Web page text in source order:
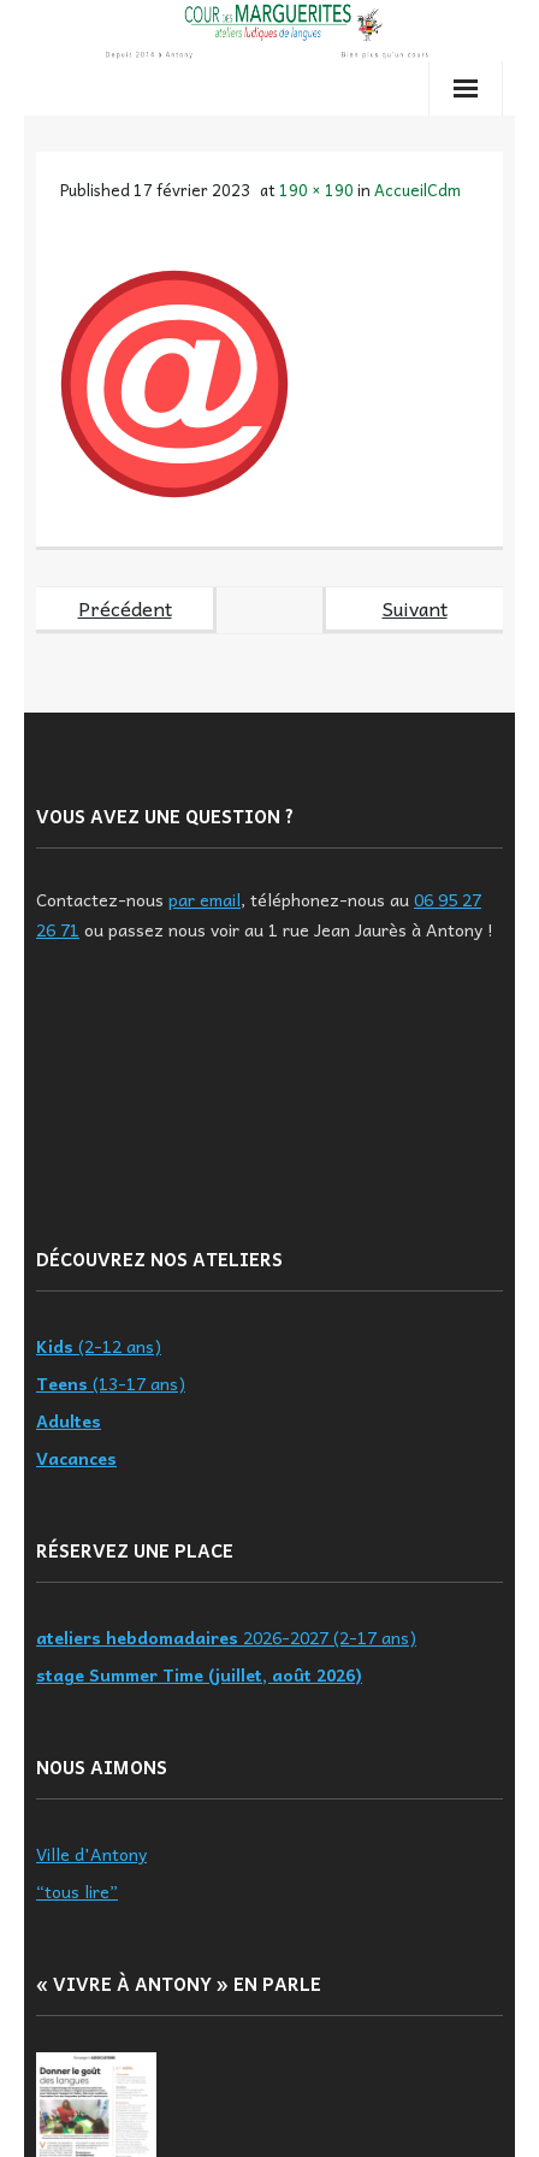
Published17 février 2023 at 190 × 190inAccueilCdm
Précédent Suivant
VOUS AVEZ UNE QUESTION ?
Contactez-nous par email, téléphonez-nous au06 95 27
26 71 ou passez nous voir au 1 rue Jean Jaurès à Antony !
DÉCOUVREZ NOS ATELIERS
Kids (2-12 ans)
Teens (13-17 ans)
Adultes
Vacances
RÉSERVEZ UNE PLACE
ateliers hebdomadaires 2026-2027 (2-17 ans)
stage Summer Time (juillet, août 2026)
NOUS AIMONS
Ville d'Antony
“tous lire”
« VIVRE À ANTONY » EN PARLE